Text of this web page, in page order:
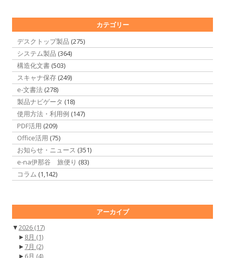
カテゴリー
デスクトップ製品 (275)
システム製品 (364)
構造化文書 (503)
スキャナ保存 (249)
e-文書法 (278)
製品ナビゲータ (18)
使用方法・利用例 (147)
PDF活用 (209)
Office活用 (75)
お知らせ・ニュース (351)
e-na伊那谷 旅便り (83)
コラム (1,142)
アーカイブ
▼2026 (17)
► 8月 (1)
► 7月 (2)
► 6月 (4)